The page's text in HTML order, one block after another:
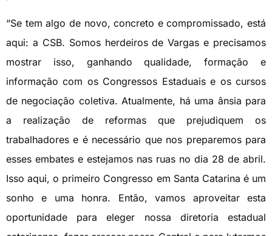
“Se tem algo de novo, concreto e compromissado, está
aqui: a CSB. Somos herdeiros de Vargas e precisamos
mostrar isso, ganhando qualidade, formação e
informação com os Congressos Estaduais e os cursos
de negociação coletiva. Atualmente, há uma ânsia para
a realização de reformas que prejudiquem os
trabalhadores e é necessário que nos preparemos para
esses embates e estejamos nas ruas no dia 28 de abril.
Isso aqui, o primeiro Congresso em Santa Catarina é um
sonho e uma honra. Então, vamos aproveitar esta
oportunidade para eleger nossa diretoria estadual